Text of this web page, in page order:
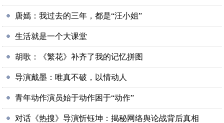
唐嫣：我过去的三年，都是“汪小姐”
生活就是一个大课堂
胡歌：《繁花》补齐了我的记忆拼图
导演戴墨：唯真不破，以情动人
青年动作演员始于动作困于“动作”
对话《热搜》导演忻钰坤：揭秘网络舆论战背后真相